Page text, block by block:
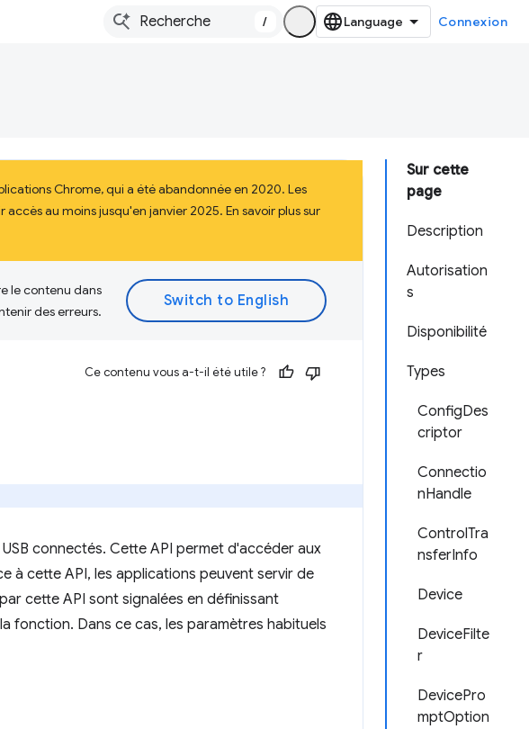
/ Connexion
Sur cette
page
Description
Autorisation
s
Disponibilité
Types
ConfigDes
criptor
Connectio
nHandle
ControlTra
nsferInfo
Device
DeviceFilte
r
DevicePro
mptOption
Chrome, qui a été abandonnée en 2020. Les
au moins jusqu'en janvier 2025. En savoir plus sur
le contenu dans
des erreurs.
Ce contenu vous a-t-il été utile ?
connectés. Cette API permet d'accéder aux
à cette API, les applications peuvent servir de
cette API sont signalées en définissant
fonction. Dans ce cas, les paramètres habituels